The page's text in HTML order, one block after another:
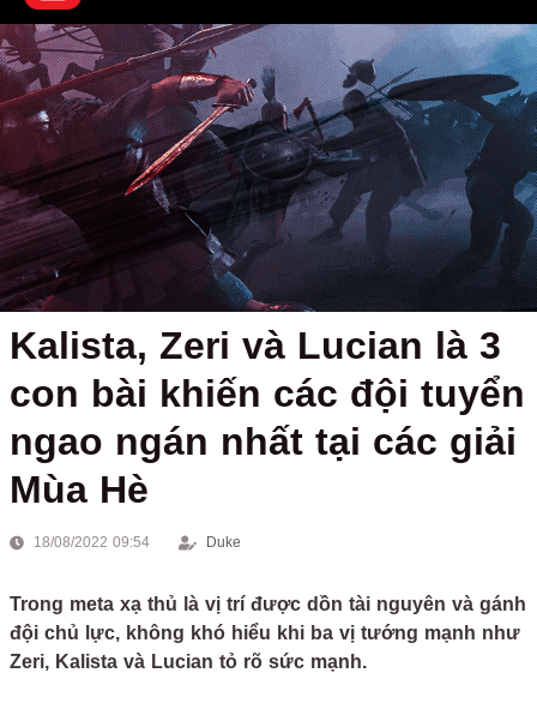
Kalista, Zeri và Lucian là 3
con bài khiến các đội tuyển
ngao ngán nhất tại các giải
Mùa Hè
18/08/2022 09:54 Duke
Trong meta xạ thủ là vị trí được dồn tài nguyên và gánh
đội chủ lực, không khó hiểu khi ba vị tướng mạnh như
Zeri, Kalista và Lucian tỏ rõ sức mạnh.